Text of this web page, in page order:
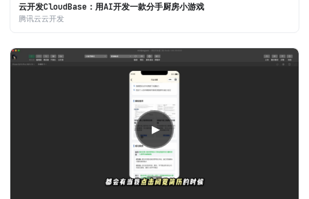
云开发CloudBase：用AI开发一款分手厨房小游戏
腾讯云云开发
▶